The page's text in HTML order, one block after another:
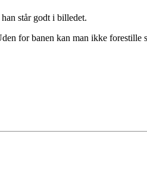
står godt i billedet.
for banen kan man ikke forestille